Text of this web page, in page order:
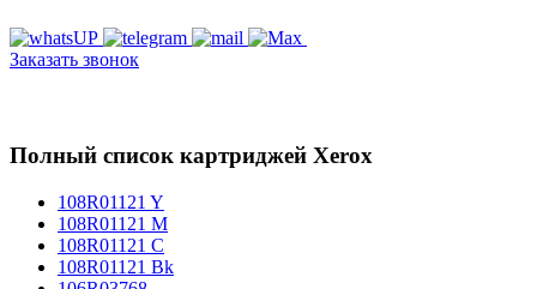
Заказать звонок
Полный список картриджей Xerox
108R01121 Y
108R01121 M
108R01121 C
108R01121 Bk